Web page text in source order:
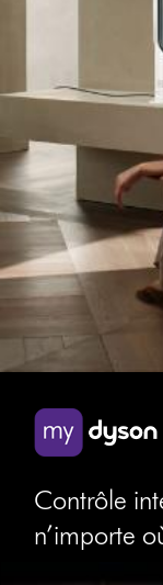
Contrôle
n’importe